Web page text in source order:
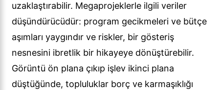
uzaklaştırabilir. Megaprojeklerle ilgili veriler
düşündürücüdür: program gecikmeleri ve bütçe
aşımları yaygındır ve riskler, bir gösteriş
nesnesini ibretlik bir hikayeye dönüştürebilir.
Görüntü ön plana çıkıp işlev ikinci plana
düştüğünde, topluluklar borç ve karmaşıklığı